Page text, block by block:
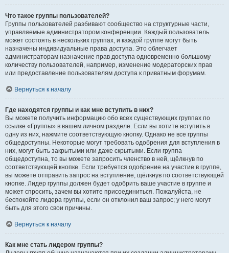
Что такое группы пользователей?
Группы пользователей разбивают сообщество на структурные части,
управляемые администратором конференции. Каждый пользователь
может состоять в нескольких группах, и каждой группе могут быть
назначены индивидуальные права доступа. Это облегчает
администраторам назначение прав доступа одновременно большому
количеству пользователей, например, изменение модераторских прав
или предоставление пользователям доступа к приватным форумам.
Вернуться к началу
Где находятся группы и как мне вступить в них?
Вы можете получить информацию обо всех существующих группах по
ссылке «Группы» в вашем личном разделе. Если вы хотите вступить в
одну из них, нажмите соответствующую кнопку. Однако не все группы
общедоступны. Некоторые могут требовать одобрения для вступления в
них, могут быть закрытыми или даже скрытыми. Если группа
общедоступна, то вы можете запросить членство в ней, щёлкнув по
соответствующей кнопке. Если требуется одобрение на участие в группе,
вы можете отправить запрос на вступление, щёлкнув по соответствующей
кнопке. Лидер группы должен будет одобрить ваше участие в группе и
может спросить, зачем вы хотите присоединиться. Пожалуйста, не
беспокойте лидера группы, если он отклонил ваш запрос; у него могут
быть для этого свои причины.
Вернуться к началу
Как мне стать лидером группы?